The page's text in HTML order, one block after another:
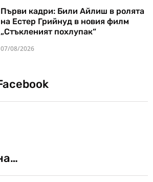
Първи кадри: Били Айлиш в ролята
на Естер Грийнуд в новия филм
„Стъкленият похлупак“
07/08/2026